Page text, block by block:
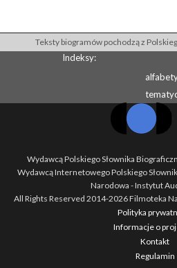
Teksty biogramów pochodzą z
Indeksy:
Wydawcą Polskiego Słownika
Wydawcą Internetowego Polskiego
Narodowa - Instytut
All Rights Reserved 2014-2026Filmoteka
Polityka
Informacje o
Kontakt
Regulamin